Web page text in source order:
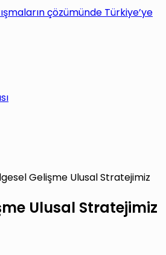
çözümünde Türkiye’ye
Gelişme Ulusal Stratejimiz
Ulusal Stratejimiz